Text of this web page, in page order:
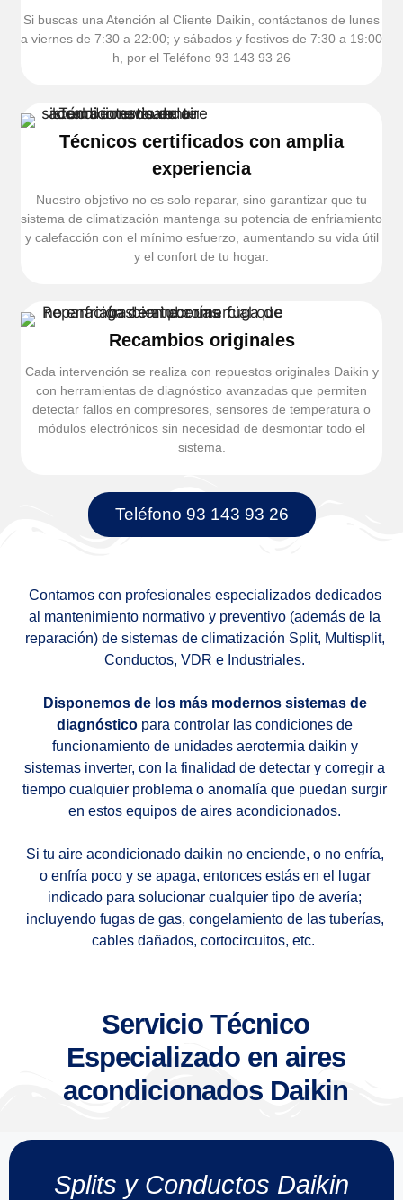
Si buscas una Atención al Cliente Daikin, contáctanos de lunes
a viernes de 7:30 a 22:00; y sábados y festivos de 7:30 a 19:00
h, por el Teléfono 93 143 93 26
Técnicos certificados con amplia
experiencia
Nuestro objetivo no es solo reparar, sino garantizar que tu
sistema de climatización mantenga su potencia de enfriamiento
y calefacción con el mínimo esfuerzo, aumentando su vida útil
y el confort de tu hogar.
Recambios originales
Cada intervención se realiza con repuestos originales Daikin y
con herramientas de diagnóstico avanzadas que permiten
detectar fallos en compresores, sensores de temperatura o
módulos electrónicos sin necesidad de desmontar todo el
sistema.
Teléfono 93 143 93 26
Servicio Técnico
Especializado en aires
acondicionados Daikin
Contamos con profesionales especializados dedicados
al mantenimiento normativo y preventivo (además de la
reparación) de sistemas de climatización Split, Multisplit,
Conductos, VDR e Industriales.
Disponemos de los más modernos sistemas de
diagnóstico para controlar las condiciones de
funcionamiento de unidades aerotermia daikin y
sistemas inverter, con la finalidad de detectar y corregir a
tiempo cualquier problema o anomalía que puedan surgir
en estos equipos de aires acondicionados.
Si tu aire acondicionado daikin no enciende, o no enfría,
o enfría poco y se apaga, entonces estás en el lugar
indicado para solucionar cualquier tipo de avería;
incluyendo fugas de gas, congelamiento de las tuberías,
cables dañados, cortocircuitos, etc.
Splits y Conductos Daikin